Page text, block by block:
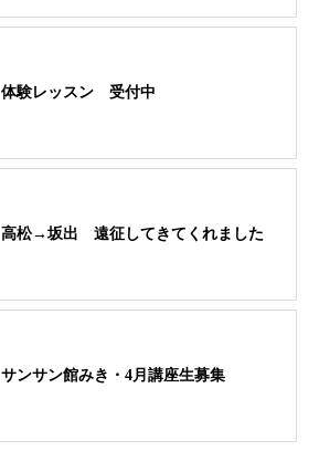
体験レッスン 受付中
高松→坂出 遠征してきてくれました
サンサン館みき・4月講座生募集